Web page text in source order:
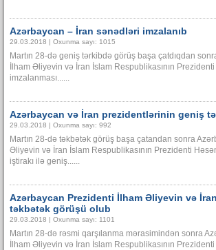
Azərbaycan – İran sənədləri imzalanıb
29.03.2018 | Oxunma sayı: 1015
Martın 28-də geniş tərkibdə görüş başa çatdıqdan
İlham Əliyevin və İran İslam Respublikasının
imzalanması......
Azərbaycan və İran prezidentlərinin geniş
29.03.2018 | Oxunma sayı: 992
Martın 28-də təkbətək görüş başa çatandan sonra
Əliyevin və İran İslam Respublikasının Prezidenti
iştirakı ilə geniş......
Azərbaycan Prezidenti İlham Əliyevin və
təkbətək görüşü olub
29.03.2018 | Oxunma sayı: 1101
Martın 28-də rəsmi qarşılanma mərasimindən sonra
İlham Əliyevin və İran İslam Respublikasının